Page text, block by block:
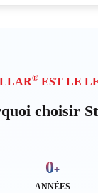
® EST LE
choisir
0+
ANNÉES